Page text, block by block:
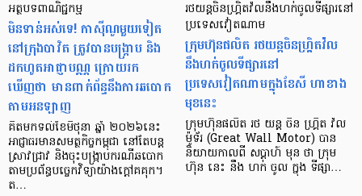
អត្ថបទពាណិជ្ជកម្ម
មិនទាន់អស់ទេ! កាស៊ីណូមួយទៀត
នៅក្រុងបាវិត ត្រូវបានបង្ក្រាប និង
ដកហូតអាជ្ញាបណ្ណ ក្រោយរក
ឃើញថា មានពាក់ព័ន្ធនឹងការឆបោក
តាមអនឡាញ
គិតមកទល់ខែមិថុនា ឆ្នាំ ២០២៦នេះ
អាជ្ញាធរមានសមត្ថកិច្ចកម្ពុជា នៅតែបន្ត
ស្រាវជ្រាវ និងចុះបង្ក្រាបករណីឆបោក
តាមប្រព័ន្ធបច្ចេកវិទ្យាយ៉ាងក្តៅគគុក។
ត…
រថយន្តចិនហ្គ្រិតវ៉លនឹងហក់ចូលទីផ្សារនៅ
ប្រទេសវៀតណាម
ក្រុមហ៊ុនផលិត រថយន្តចិនហ្គ្រិតវ៉ល
នឹងហក់ចូលទីផ្សារនៅ
ប្រទេសវៀតណាមក្នុងខែសី ហាខាង
មុខនេះ
ក្រុមហ៊ុនផលិត រថ យន្ត ចិន ហ្គ្រិត វ៉ល
ម៉ូទ័រ (Great Wall Motor) បាន
និយាយកាលពី សប្តាហ៍ មុន ថា ក្រុម
ហ៊ុន នេះ នឹង ហក់ ចូល ក្នុង ទីផ្សា…